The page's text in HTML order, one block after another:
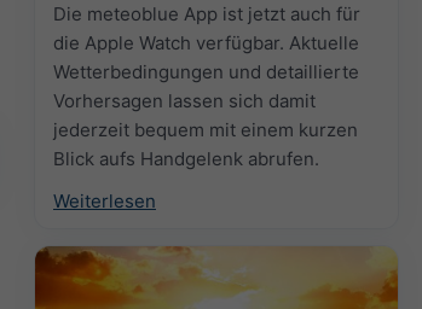
Die meteoblue App ist jetzt auch für
die Apple Watch verfügbar. Aktuelle
Wetterbedingungen und detaillierte
Vorhersagen lassen sich damit
jederzeit bequem mit einem kurzen
Blick aufs Handgelenk abrufen.
Weiterlesen